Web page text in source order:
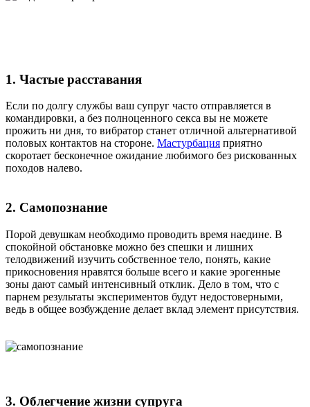
1. Частые расставания
Если по долгу службы ваш супруг часто отправляется в
командировки, а без полноценного секса вы не можете
прожить ни дня, то вибратор станет отличной альтернативой
половых контактов на стороне. Мастурбация приятно
скоротает бесконечное ожидание любимого без рискованных
походов налево.
2. Самопознание
Порой девушкам необходимо проводить время наедине. В
спокойной обстановке можно без спешки и лишних
телодвижений изучить собственное тело, понять, какие
прикосновения нравятся больше всего и какие эрогенные
зоны дают самый интенсивный отклик. Дело в том, что с
парнем результаты экспериментов будут недостоверными,
ведь в общее возбуждение делает вклад элемент присутствия.
3. Облегчение жизни супруга